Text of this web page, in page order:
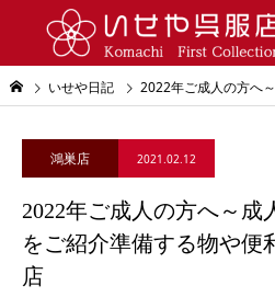
いせや日記 2022年ご成人の方へ～成人式の前
鴻巣店 2021.02.12
2022年ご成人の方へ～成
をご紹介準備する物や
店